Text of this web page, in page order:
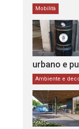
Mobilità
urbano e
Ambiente e